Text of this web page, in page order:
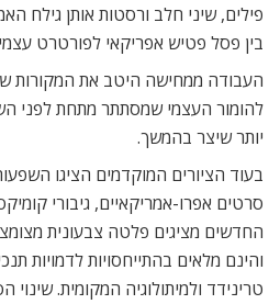
פילים, שיני חלב ורסטות אותן גילח
בין פסל פטיש אפריקאי לפורטרט עצמי
העבודה ממחישה היטב את המקורות של
להומור העצמי שמסתתר מתחת לפני
יותר שיצר בהמשך.
בעוד הציורים המוקדמים הציגו
סרטים אפרו-אמריקאיים, גיבורי
החדשים מציגים פלטה צבעונית
והינם מלאים בהתייחסויות לדמויות
טרינידד ולמיתולוגיה המקומית. שינוי